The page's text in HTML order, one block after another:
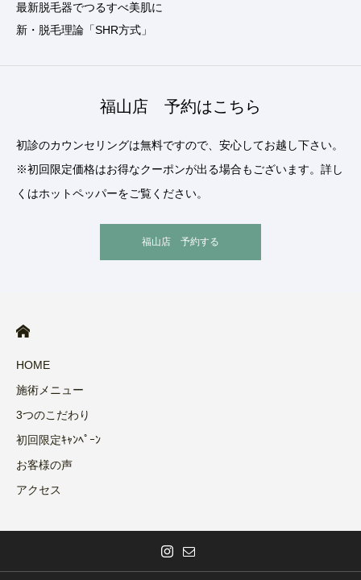
最新脱毛器でつるすべ美肌に
新・脱毛理論「SHR方式」
福山店 予約はこちら
初診のカウンセリングは無料ですので、安心してお越し下さい。
※初回限定価格はお得なクーポンが出る場合もございます。詳し
くはホットペッパーをご覧ください。
福山店 予約する
HOME
施術メニュー
3つのこだわり
初回限定ｷｬﾝﾍﾟｰﾝ
お客様の声
アクセス